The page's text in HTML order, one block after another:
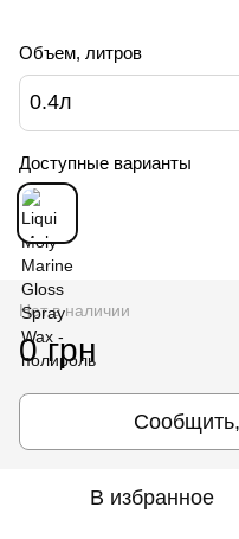
Объем, литров
0.4л
Доступные варианты
Нет в наличии
0 грн
В избранное